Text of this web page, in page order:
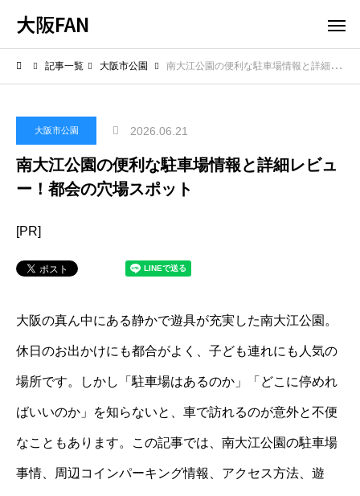
大阪FAN
記事一覧 大阪市公園 南大江公園の便利な駐車場情報と詳細レビュー！都会の穴場スポット
大阪市公園 2026.06.21
南大江公園の便利な駐車場情報と詳細レビュ
ー！都会の穴場スポット
[PR]
大阪の真ん中にある静かで遊具が充実した南大江公園。
休日のお出かけにも都合がよく、子ども連れにも人気の
場所です。しかし「駐車場はあるのか」「どこに停めれ
ばいいのか」を知らないと、車で訪れるのが意外と不便
なこともあります。この記事では、南大江公園の駐車場
事情、周辺コインパーキング情報、アクセス方法、遊